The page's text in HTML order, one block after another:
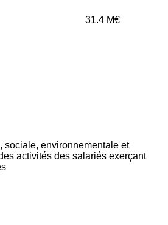
31.4 M€
sociale, environnementale et
activités des salariés exerçant